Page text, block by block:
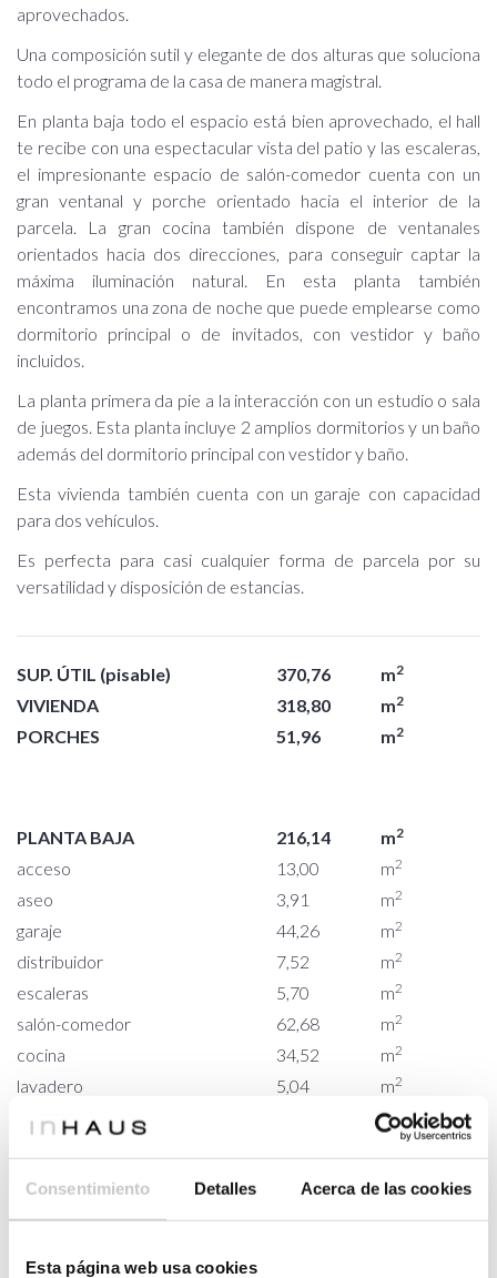
Consentimiento Detalles Acerca de las cookies
Esta página web usa cookies
aprovechados.
Una composición sutil y elegante de dos alturas que soluciona
todo el programa de la casa de manera magistral.
En planta baja todo el espacio está bien aprovechado, el hall
te recibe con una espectacular vista del patio y las escaleras,
el impresionante espacio de salón-comedor cuenta con un
gran ventanal y porche orientado hacia el interior de la
parcela. La gran cocina también dispone de ventanales
orientados hacia dos direcciones, para conseguir captar la
máxima iluminación natural. En esta planta también
encontramos una zona de noche que puede emplearse como
dormitorio principal o de invitados, con vestidor y baño
incluidos.
La planta primera da pie a la interacción con un estudio o sala
de juegos. Esta planta incluye 2 amplios dormitorios y un baño
además del dormitorio principal con vestidor y baño.
Esta vivienda también cuenta con un garaje con capacidad
para dos vehículos.
Es perfecta para casi cualquier forma de parcela por su
versatilidad y disposición de estancias.
SUP. ÚTIL (pisable) 370,76 m2
VIVIENDA 318,80 m2
PORCHES 51,96 m2
PLANTA BAJA 216,14 m2
acceso 13,00 m2
aseo 3,91 m2
garaje 44,26 m2
distribuidor 7,52 m2
escaleras 5,70 m2
salón-comedor 62,68 m2
cocina 34,52 m2
lavadero 5,04 m2
dormitorio ppal m2
2
vestidor 8,61 m
PLANTA PRIMERA